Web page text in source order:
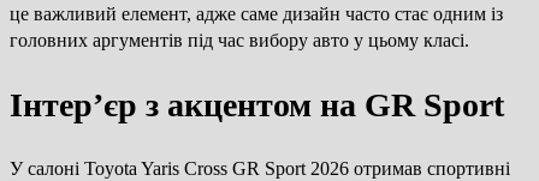
це важливий елемент, адже саме дизайн часто стає одним із
головних аргументів під час вибору авто у цьому класі.
Інтер’єр з акцентом на GR Sport
У салоні Toyota Yaris Cross GR Sport 2026 отримав спортивні